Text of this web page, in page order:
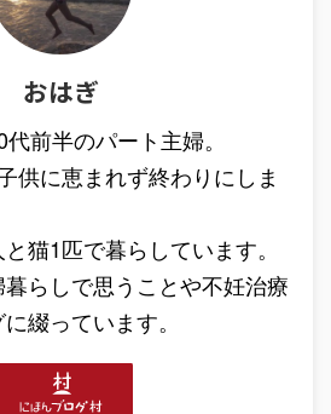
おはぎ
前半のパート主婦。
供に恵まれず終わりにしま
猫1匹で暮らしています。
らしで思うことや不妊治療
綴っています。